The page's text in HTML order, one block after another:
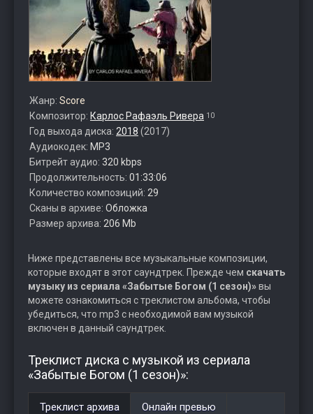
Жанр: Score
Композитор: Карлос Рафаэль Ривера 10
Год выхода диска: 2018 (2017)
Аудиокодек: MP3
Битрейт аудио: 320 kbps
Продолжительность: 01:33:06
Количество композиций: 29
Сканы в архиве: Обложка
Размер архива: 206 Mb
Ниже представлены все музыкальные композиции,
которые входят в этот саундтрек. Прежде чем скачать
музыку из сериала «Забытые Богом (1 сезон)»вы
можете ознакомиться с треклистом альбома, чтобы
убедиться, что mp3 с необходимой вам музыкой
включен в данный саундтрек.
Треклист диска с музыкой из сериала
«Забытые Богом (1 сезон)»:
Треклист архива Онлайн превью